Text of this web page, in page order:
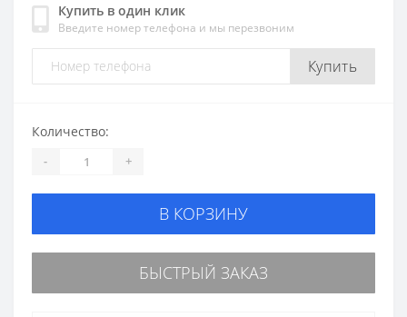
Купить в один клик
Введите номер телефона и мы перезвоним
Купить
Количество:
- +
В КОРЗИНУ
БЫСТРЫЙ ЗАКАЗ